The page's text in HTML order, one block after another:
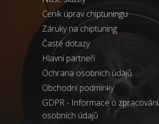
Ceník úprav chiptuningu
Záruky na chiptuning
Časté dotazy
Hlavní partneři
Ochrana osobních údajů
Obchodní podmínky
GDPR - Informace o zpracování
osobních údajů